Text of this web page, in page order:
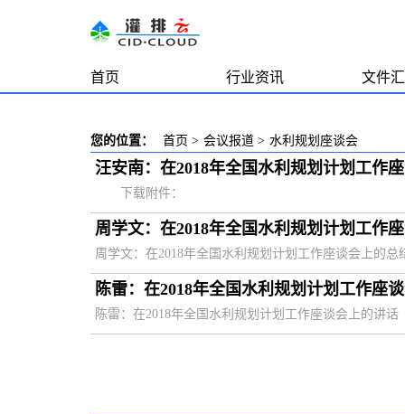
首页 行业资讯 文件
您的位置： 首页 > 会议报道 > 水利规划座谈会
汪安南：在2018年全国水利规划计划工作
下载附件：
周学文：在2018年全国水利规划计划工作
周学文：在2018年全国水利规划计划工作座谈会上的总
陈雷：在2018年全国水利规划计划工作座
陈雷：在2018年全国水利规划计划工作座谈会上的讲话